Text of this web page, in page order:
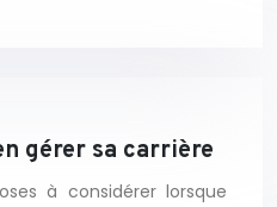
gérer sa carrière
à considérer lorsque